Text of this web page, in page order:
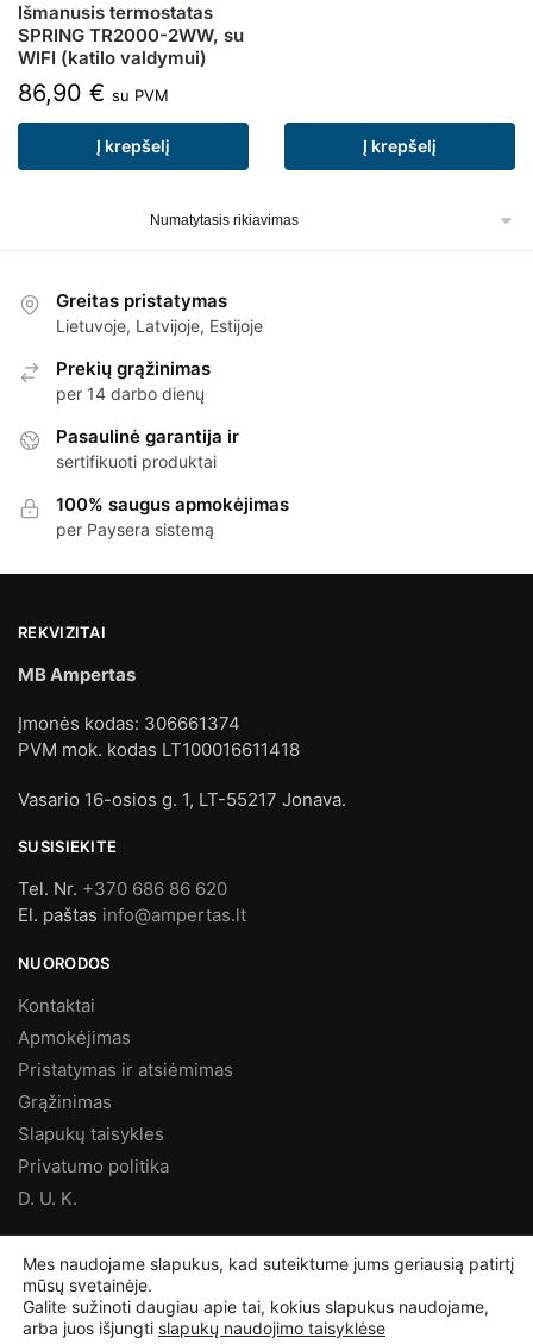
Išmanusis termostatas
SPRING TR2000-2WW, su
WIFI (katilo valdymui)
86,90 € su PVM
Į krepšelį Į krepšelį
Greitas pristatymas
Lietuvoje, Latvijoje, Estijoje
Prekių grąžinimas
per 14 darbo dienų
Pasaulinė garantija ir
sertifikuoti produktai
100% saugus apmokėjimas
per Paysera sistemą
REKVIZITAI
MB Ampertas
Įmonės kodas: 306661374
PVM mok. kodas LT100016611418
Vasario 16-osios g. 1, LT-55217 Jonava.
SUSISIEKITE
Tel. Nr. +370 686 86 620
El. paštas info@ampertas.lt
NUORODOS
Kontaktai
Apmokėjimas
Pristatymas ir atsiėmimas
Grąžinimas
Slapukų taisykles
Privatumo politika
D. U. K.
Mes naudojame slapukus, kad suteiktume jums geriausią patirtį
mūsų svetainėje.
Galite sužinoti daugiau apie tai, kokius slapukus naudojame,
arba juos išjungti slapukų naudojimo taisyklėse